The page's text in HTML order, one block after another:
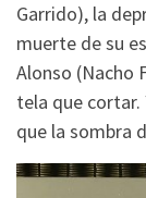
Garrido), la
muerte de su
Alonso (Nacho
tela que cortar.
que la sombra